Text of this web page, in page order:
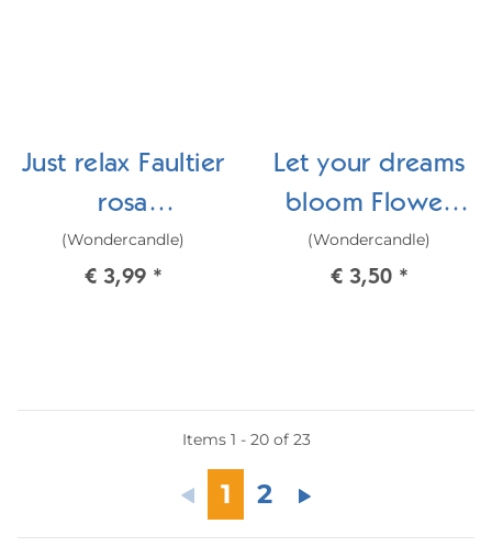
Just relax Faultier
rosa
Wackelaugen
Tiere Mini
(Wondercandle)
€ 3,99 *
Let your dreams
bloom Flower
Mini Wondercard
(Wondercandle)
€ 3,50 *
Items 1 - 20 of 23
1 2